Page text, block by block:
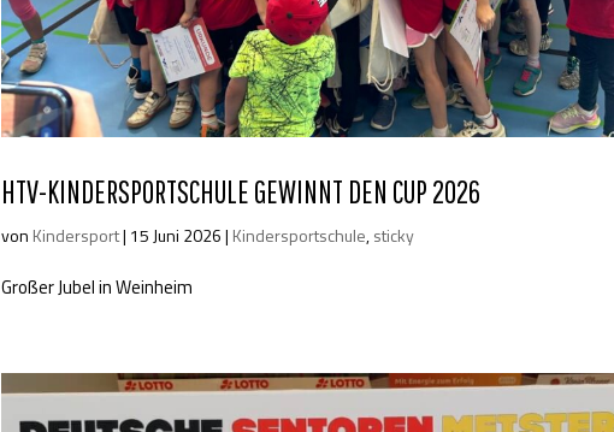
HTV-KINDERSPORTSCHULE GEWINNT DEN CUP 2026
von Kindersport| 15 Juni 2026| Kindersportschule,sticky
Großer Jubel in Weinheim